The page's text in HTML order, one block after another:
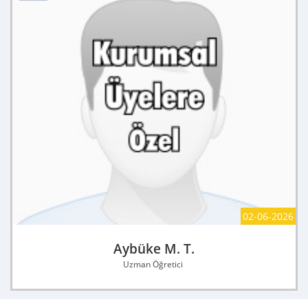
02-06-2026
Aybüke M. T.
Uzman Öğretici